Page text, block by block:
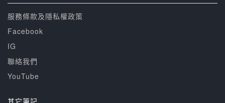
服務條款及隱私權政策
Facebook
IG
聯絡我們
YouTube
其它筆記